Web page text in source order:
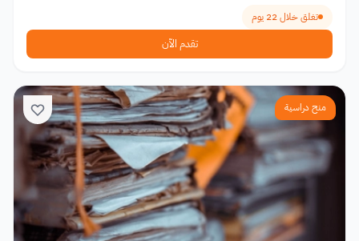
تغلق خلال 22 يوم
تقدم الآن
منح دراسية